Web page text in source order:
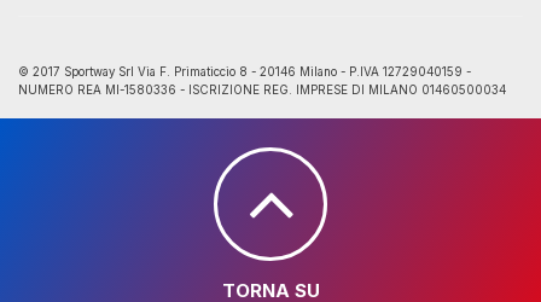
© 2017 Sportway Srl Via F. Primaticcio 8 - 20146 Milano - P.IVA 12729040159 -
NUMERO REA MI-1580336 - ISCRIZIONE REG. IMPRESE DI MILANO 01460500034
TORNA SU